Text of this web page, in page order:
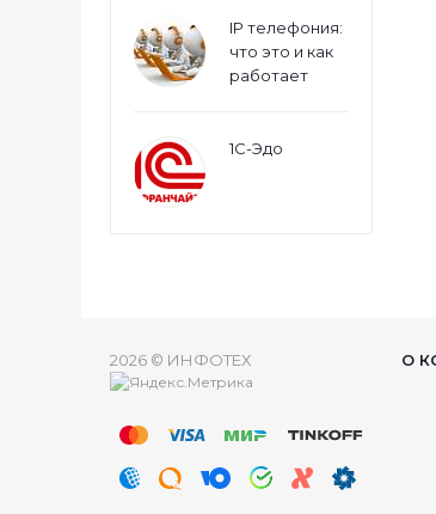
IP телефония:
что это и как
работает
1С-Эдо
2026 © ИНФОТЕХ О